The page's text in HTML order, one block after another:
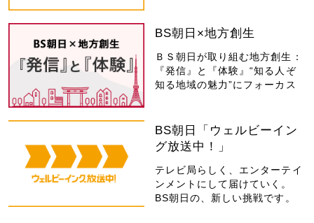
BS朝日×地方創生
ＢＳ朝日が取り組む地方創生：
『発信』と『体験』“知る人ぞ
知る地域の魅力”にフォーカス
BS朝日「ウェルビーイン
グ放送中！」
テレビ局らしく、エンターテイ
ンメントにして届けていく。
BS朝日の、新しい挑戦です。